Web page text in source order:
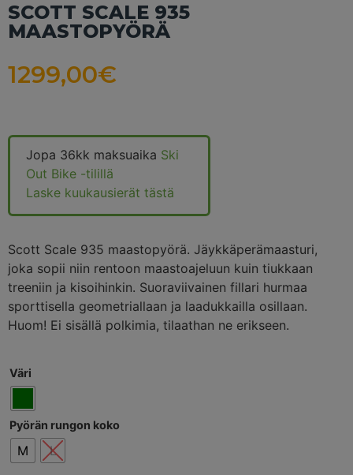
SCOTT SCALE 935
MAASTOPYÖRÄ
1299,00€
Jopa 36kk maksuaika Ski
Out Bike -tilillä
Laske kuukausierät tästä
Scott Scale 935 maastopyörä. Jäykkäperämaasturi,
joka sopii niin rentoon maastoajeluun kuin tiukkaan
treeniin ja kisoihinkin. Suoraviivainen fillari hurmaa
sporttisella geometriallaan ja laadukkailla osillaan.
Huom! Ei sisällä polkimia, tilaathan ne erikseen.
Väri
Pyörän rungon koko
M L